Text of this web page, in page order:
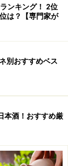
ンキング！ 2位
は？【専門家が
別おすすめベス
本酒！おすすめ厳